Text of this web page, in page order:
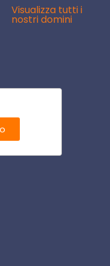
Visualizza tutti i
nostri domini